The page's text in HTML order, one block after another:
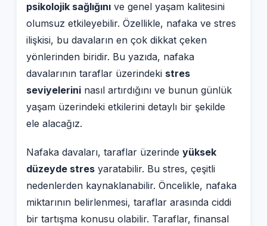
psikolojik sağlığını ve genel yaşam kalitesini
olumsuz etkileyebilir. Özellikle, nafaka ve stres
ilişkisi, bu davaların en çok dikkat çeken
yönlerinden biridir. Bu yazıda, nafaka
davalarının taraflar üzerindeki stres
seviyelerini nasıl artırdığını ve bunun günlük
yaşam üzerindeki etkilerini detaylı bir şekilde
ele alacağız.
Nafaka davaları, taraflar üzerinde yüksek
düzeyde stres yaratabilir. Bu stres, çeşitli
nedenlerden kaynaklanabilir. Öncelikle, nafaka
miktarının belirlenmesi, taraflar arasında ciddi
bir tartışma konusu olabilir. Taraflar, finansal